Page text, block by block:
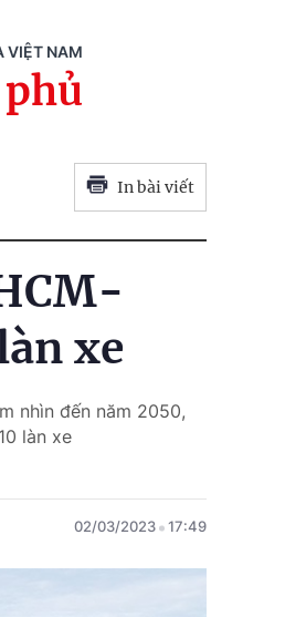
VIỆT NAM
In bài viết
xe
nhìn đến năm 2050,
làn xe
02/03/2023 17:49